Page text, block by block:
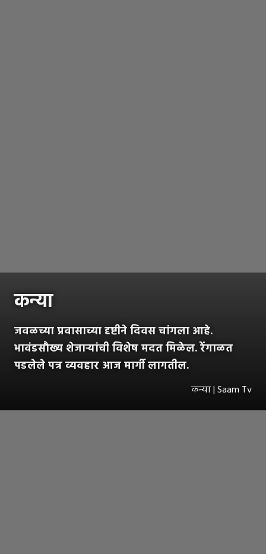
कन्या
जवळच्या प्रवासाच्या दृष्टीने दिवस चांगला आहे.
भावंडसौख्य शेजाऱ्यांची विशेष मदत मिळेल. रेंगाळत
पडलेले पत्र व्यवहार आज मार्गी लागतील.
कन्या | Saam Tv